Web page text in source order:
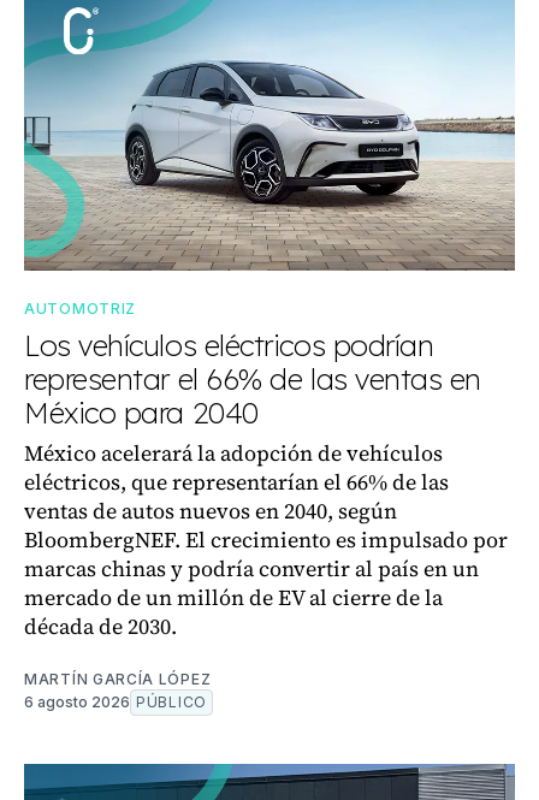
AUTOMOTRIZ
Los vehículos eléctricos podrían
representar el 66% de las ventas en
México para 2040
México acelerará la adopción de vehículos
eléctricos, que representarían el 66% de las
ventas de autos nuevos en 2040, según
BloombergNEF. El crecimiento es impulsado por
marcas chinas y podría convertir al país en un
mercado de un millón de EV al cierre de la
década de 2030.
MARTÍN GARCÍA LÓPEZ
6 agosto 2026 PÚBLICO